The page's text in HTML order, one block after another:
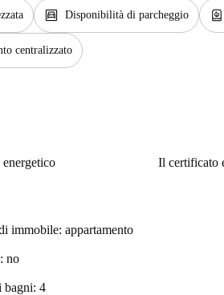
garage Disponibilità di parcheggio water_heater
centralizzato
Il certificato
immobile: appartamento
no
bagni: 4